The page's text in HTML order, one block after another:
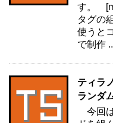
す。
タグの
使うと
で制作
ティラ
ランダ
今回